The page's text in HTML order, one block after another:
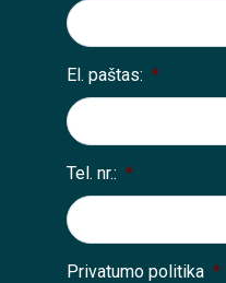
El. paštas: *
Tel. nr.: *
Privatumo politika *